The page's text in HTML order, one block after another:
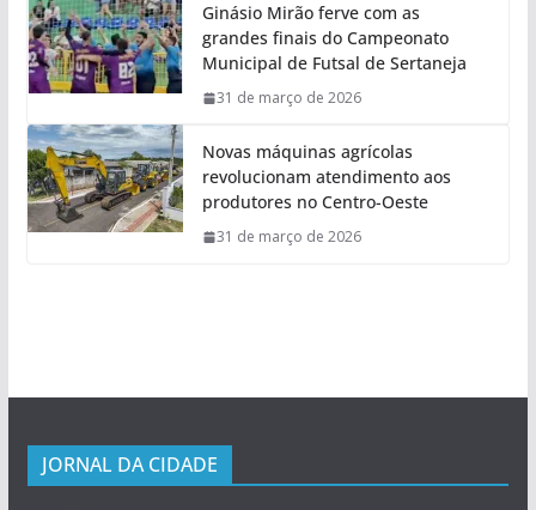
Ginásio Mirão ferve com as
grandes finais do Campeonato
Municipal de Futsal de Sertaneja
31 de março de 2026
Novas máquinas agrícolas
revolucionam atendimento aos
produtores no Centro-Oeste
31 de março de 2026
JORNAL DA CIDADE